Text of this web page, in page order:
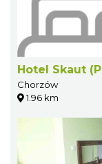
Hotel Skaut
Chorzów
1.96 km